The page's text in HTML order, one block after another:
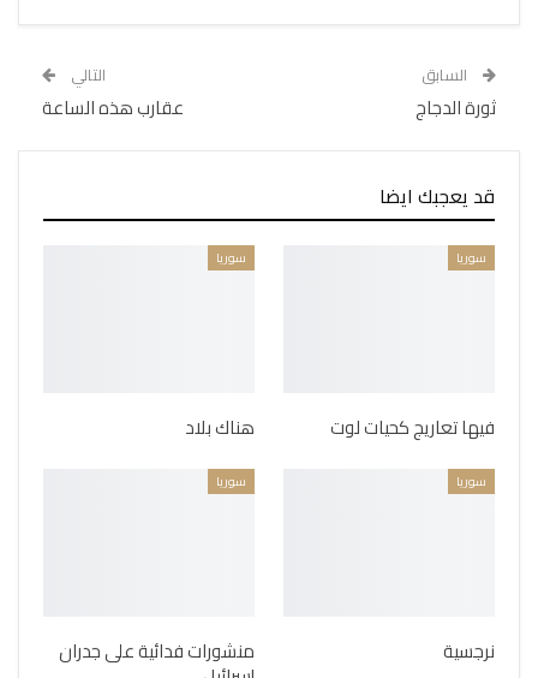
السابق
ثورة الدجاج
التالي
عقارب هذه الساعة
قد يعجبك ايضا
سوريا
فيها تعاريج كحيات لوت
سوريا
هناك بلاد
سوريا
نرجسية
سوريا
منشورات فدائية على جدران